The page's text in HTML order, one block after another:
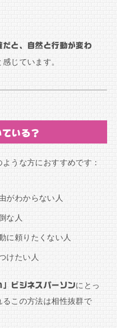
だと、自然と行動が変わ
じています。
いる？
うな方におすすめです：
がわからない人
な人
に頼りたくない人
けたい人
」ビジネスパーソンにとっ
この方法は相性抜群で